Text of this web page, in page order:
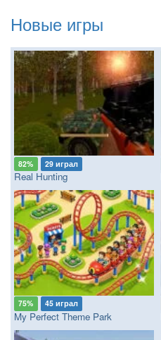
Новые игры
82% 29 играл
Real Hunting
75% 45 играл
My Perfect Theme Park